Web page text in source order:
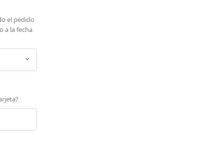
el pedido
a la fecha